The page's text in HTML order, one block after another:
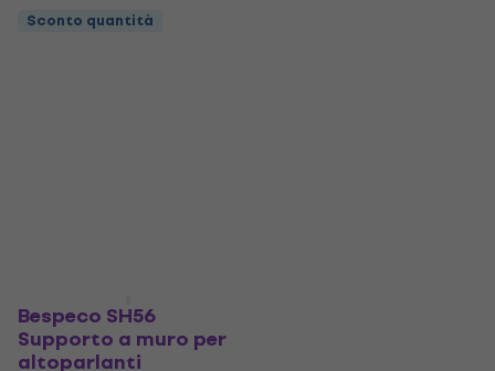
Sconto quantità
Bespeco SH56
Supporto a muro per
altoparlanti